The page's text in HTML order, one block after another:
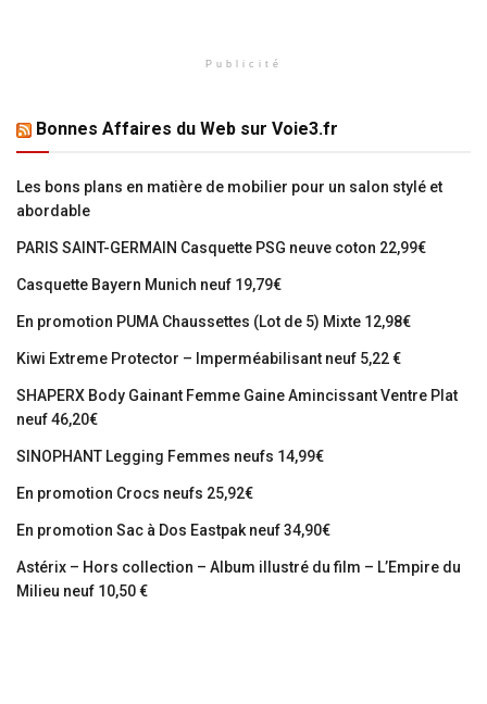
Publicité
Bonnes Affaires du Web sur Voie3.fr
Les bons plans en matière de mobilier pour un salon stylé et
abordable
PARIS SAINT-GERMAIN Casquette PSG neuve coton 22,99€
Casquette Bayern Munich neuf 19,79€
En promotion PUMA Chaussettes (Lot de 5) Mixte 12,98€
Kiwi Extreme Protector – Imperméabilisant neuf 5,22 €
SHAPERX Body Gainant Femme Gaine Amincissant Ventre Plat
neuf 46,20€
SINOPHANT Legging Femmes neufs 14,99€
En promotion Crocs neufs 25,92€
En promotion Sac à Dos Eastpak neuf 34,90€
Astérix – Hors collection – Album illustré du film – L’Empire du
Milieu neuf 10,50 €